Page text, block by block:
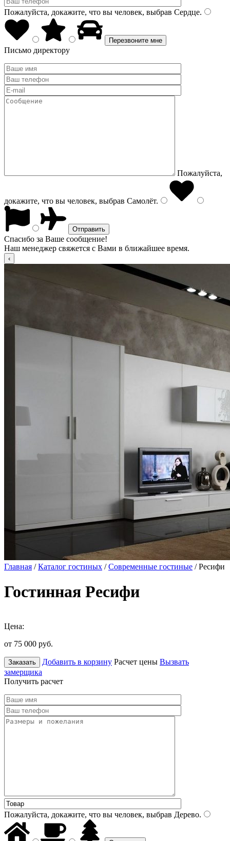
Пожалуйста, докажите, что вы человек, выбрав Сердце.
Письмо директору
Пожалуйста,
докажите, что вы человек, выбрав Самолёт.
Спасибо за Ваше сообщение!
Наш менеджер свяжется с Вами в ближайшее время.
Главная /Каталог гостиных /Современные гостиные / Ресифи
Гостинная Ресифи
Цена:
от 75 000 руб.
Заказать Добавить в корзину Расчет цены Вызвать
замерщика
Получить расчет
Пожалуйста, докажите, что вы человек, выбрав Дерево.